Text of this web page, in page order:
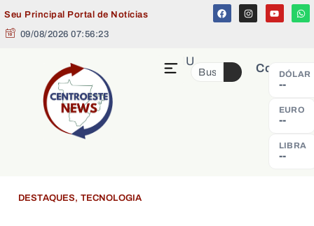
Seu Principal Portal de Notícias
09/08/2026 07:56:24
Cotação
DÓLAR
--
EURO
--
LIBRA
--
MENU
DESTAQUES, TECNOLOGIA